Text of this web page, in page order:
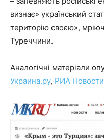
визнає» український
територію своєю»,
Туреччини.
Аналогічні матеріали
Украина.ру, РИА Новости